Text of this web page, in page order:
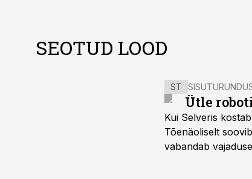
SEOTUD LOOD
ST
Ütle
Kui Selveris
Tõenäoliselt
vabandab